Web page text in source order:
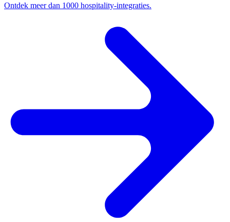
Ontdek meer dan 1000 hospitality-integraties.